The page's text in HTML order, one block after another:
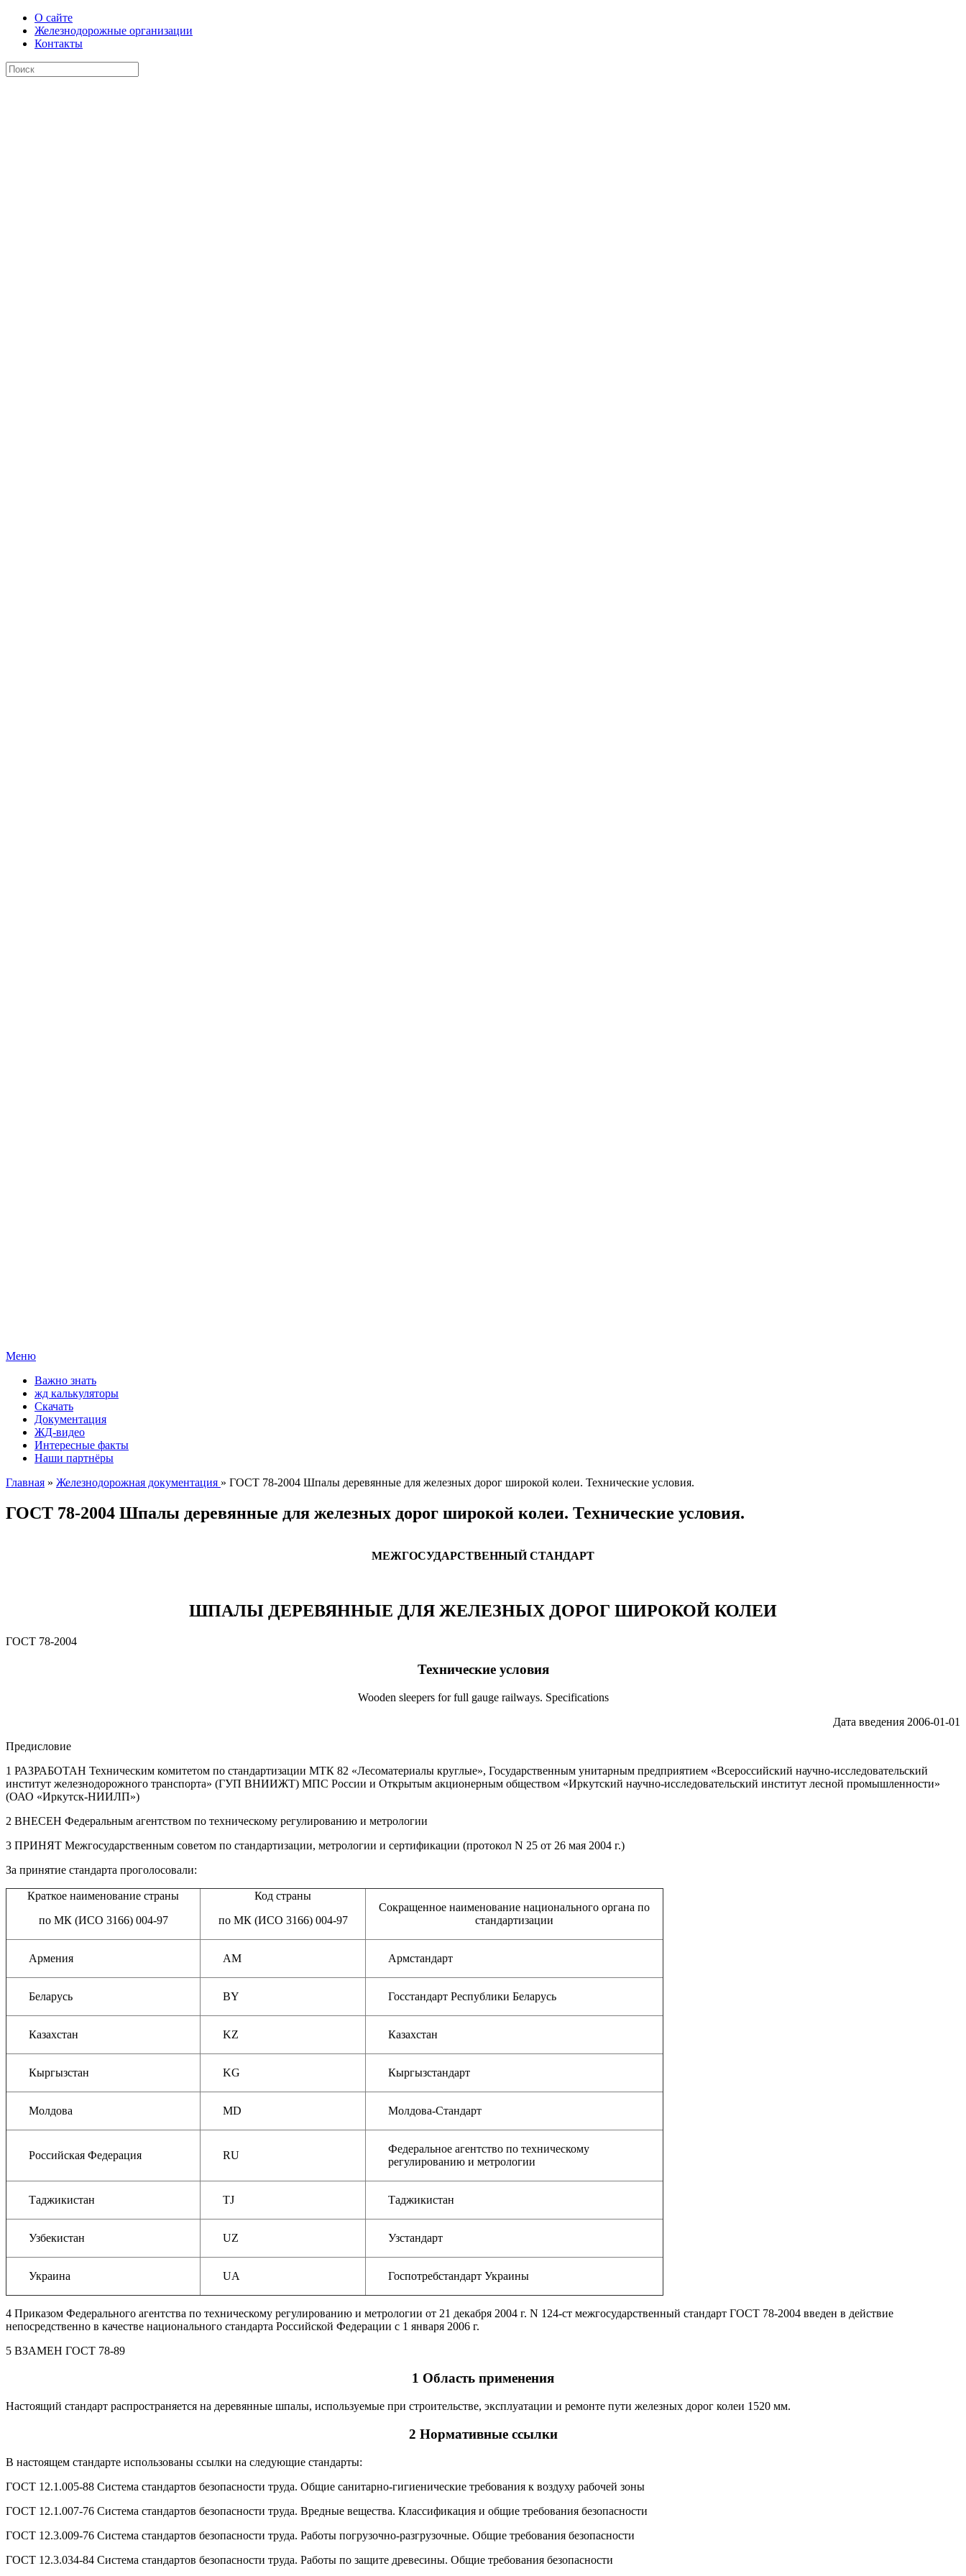
О сайте
Железнодорожные организации
Контакты
Меню
Важно знать
жд калькуляторы
Скачать
Документация
ЖД-видео
Интересные факты
Наши партнёры
Главная » Железнодорожная документация » ГОСТ 78-2004 Шпалы деревянные для железных дорог широкой колеи. Технические условия.
ГОСТ 78-2004 Шпалы деревянные для железных дорог широкой колеи. Технические условия.
МЕЖГОСУДАРСТВЕННЫЙ СТАНДАРТ
ШПАЛЫ ДЕРЕВЯННЫЕ ДЛЯ ЖЕЛЕЗНЫХ ДОРОГ ШИРОКОЙ КОЛЕИ
ГОСТ 78-2004
Технические условия
Wooden sleepers for full gauge railways. Specifications
Дата введения 2006-01-01
Предисловие
1 РАЗРАБОТАН Техническим комитетом по стандартизации МТК 82 «Лесоматериалы круглые», Государственным унитарным предприятием «Всероссийский научно-исследовательский
институт железнодорожного транспорта» (ГУП ВНИИЖТ) МПС России и Открытым акционерным обществом «Иркутский научно-исследовательский институт лесной промышленности»
(ОАО «Иркутск-НИИЛП»)
2 ВНЕСЕН Федеральным агентством по техническому регулированию и метрологии
3 ПРИНЯТ Межгосударственным советом по стандартизации, метрологии и сертификации (протокол N 25 от 26 мая 2004 г.)
За принятие стандарта проголосовали:
Краткое наименование страны
по МК (ИСО 3166) 004-97
Код страны
по МК (ИСО 3166) 004-97
Сокращенное наименование национального органа по
стандартизации
Армения AM Армстандарт
Беларусь BY Госстандарт Республики Беларусь
Казахстан KZ Казахстан
Кыргызстан KG Кыргызстандарт
Молдова MD Молдова-Стандарт
Российская Федерация RU
Федеральное агентство по техническому
регулированию и метрологии
Таджикистан TJ Таджикистан
Узбекистан UZ Узстандарт
Украина UA Госпотребстандарт Украины
4 Приказом Федерального агентства по техническому регулированию и метрологии от 21 декабря 2004 г. N 124-ст межгосударственный стандарт ГОСТ 78-2004 введен в действие
непосредственно в качестве национального стандарта Российской Федерации с 1 января 2006 г.
5 ВЗАМЕН ГОСТ 78-89
1 Область применения
Настоящий стандарт распространяется на деревянные шпалы, используемые при строительстве, эксплуатации и ремонте пути железных дорог колеи 1520 мм.
2 Нормативные ссылки
В настоящем стандарте использованы ссылки на следующие стандарты:
ГОСТ 12.1.005-88 Система стандартов безопасности труда. Общие санитарно-гигиенические требования к воздуху рабочей зоны
ГОСТ 12.1.007-76 Система стандартов безопасности труда. Вредные вещества. Классификация и общие требования безопасности
ГОСТ 12.3.009-76 Система стандартов безопасности труда. Работы погрузочно-разгрузочные. Общие требования безопасности
ГОСТ 12.3.034-84 Система стандартов безопасности труда. Работы по защите древесины. Общие требования безопасности